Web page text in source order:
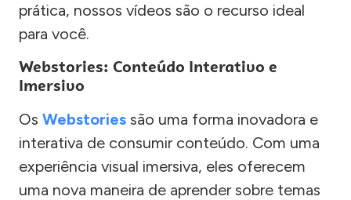
prática, nossos vídeos são o recurso ideal
para você.
Webstories: Conteúdo Interativo e
Imersivo
Os Webstories são uma forma inovadora e
interativa de consumir conteúdo. Com uma
experiência visual imersiva, eles oferecem
uma nova maneira de aprender sobre temas